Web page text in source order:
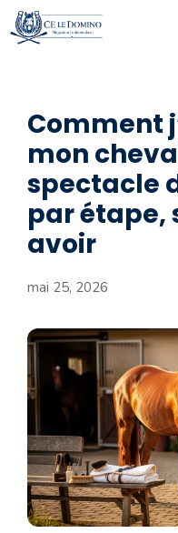
Aller
au
Comment
mon
spectacle
par étape,
avoir
mai 25, 2026